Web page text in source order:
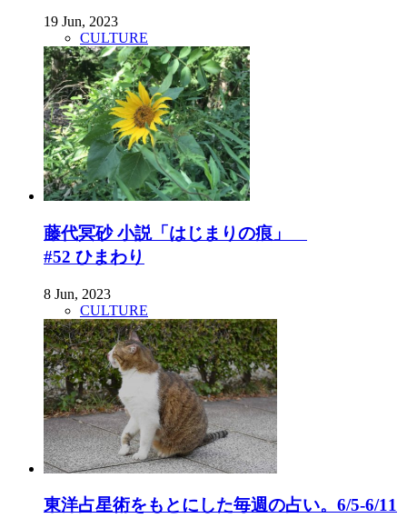
19 Jun, 2023
CULTURE
藤代冥砂 小説「はじまりの痕」
#52 ひまわり
8 Jun, 2023
CULTURE
東洋占星術をもとにした毎週の占い。6/5-6/11